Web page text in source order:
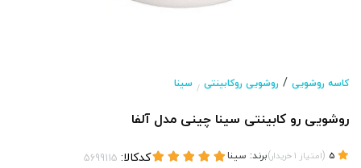
کاسه روشویی / روشویی روکابینتی / سینا
روشویی رو کابینتی سینا چینی مدل آلفا
(امتیاز 1خریدار)برند: سینا کدکالا: